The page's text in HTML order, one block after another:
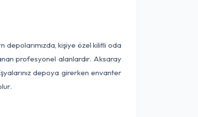
depolarımızda, kişiye özel kilitli oda
profesyonel alanlardır. Aksaray
depoya girerken envanter